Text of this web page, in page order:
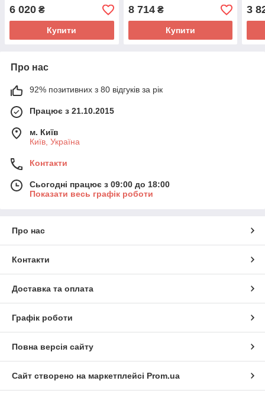
6 020 ₴
Купити
домофонів
8 714₴
Купити
3
Про нас
92% позитивних з 80 відгуків за рік
Працює з 21.10.2015
м. Київ
Київ, Україна
Контакти
Сьогодні працює з 09:00 до 18:00
Показати весь графік роботи
Про нас
Контакти
Доставка та оплата
Графік роботи
Повна версія сайту
Сайт створено на маркетплейсі Prom.ua